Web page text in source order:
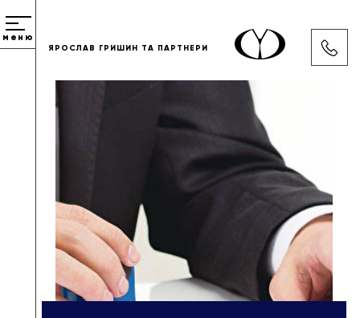
меню
ЯРОСЛАВ ГРИШИН ТА ПАРТНЕРИ